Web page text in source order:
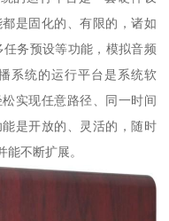
是固化的、有限的，诸如
务预设等功能，模拟音频
系统的运行平台是系统软
实现任意路径、同一时间
是开放的、灵活的，随时
不断扩展。